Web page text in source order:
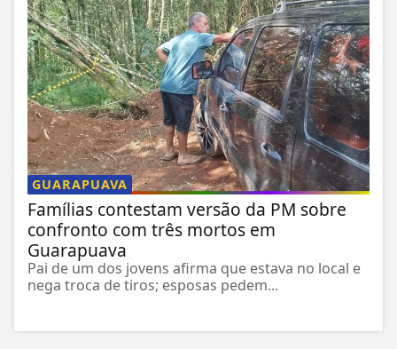
GUARAPUAVA
Famílias contestam versão da PM sobre
confronto com três mortos em
Guarapuava
Pai de um dos jovens afirma que estava no local e
nega troca de tiros; esposas pedem...